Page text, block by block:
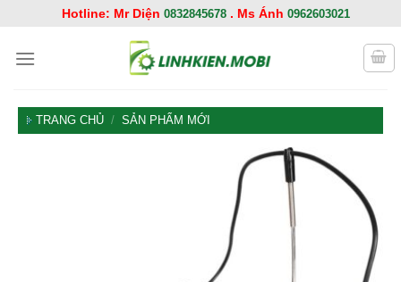
nội
Hotline: Mr Diện 0832845678. Ms Ánh 0962603021
TRANG CHỦ / SẢN PHẨM MỚI